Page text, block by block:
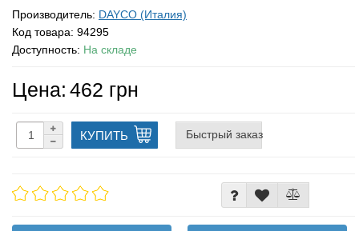
Производитель: DAYCO (Италия)
Код товара: 94295
Доступность: На складе
Цена: 462 грн
КУПИТЬ Быстрый заказ